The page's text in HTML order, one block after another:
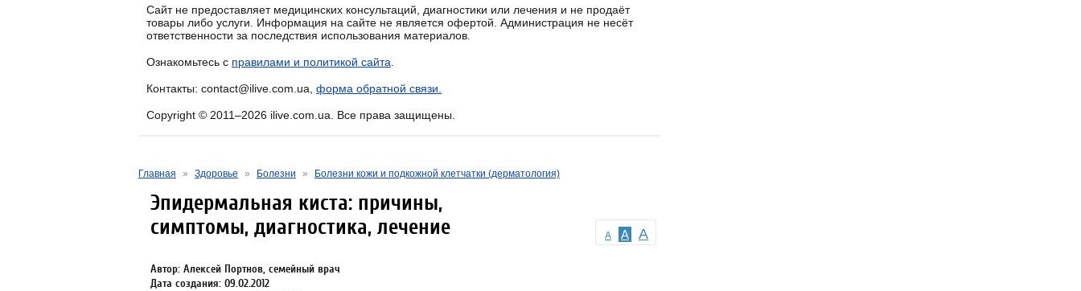
Сайт не предоставляет медицинских консультаций, диагностики или лечения и не продаёт
товары либо услуги. Информация на сайте не является офертой. Администрация не несёт
ответственности за последствия использования материалов.
Ознакомьтесь с правилами и политикой сайта
Контакты: contact@ilive.com.ua, форма обратной связи.
Copyright © 2011–2026 ilive.com.ua. Все права защищены.
Главная » Здоровье » Болезни » Болезни кожи и подкожной клетчатки (дерматология)
A A A
Эпидермальная киста: причины,
симптомы, диагностика, лечение
Автор: Алексей Портнов, семейный врач
Дата создания: 09.02.2012